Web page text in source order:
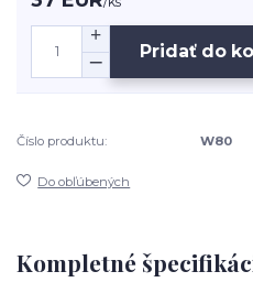
Pridať do
Číslo produktu: W80
Do obľúbených
Kompletné